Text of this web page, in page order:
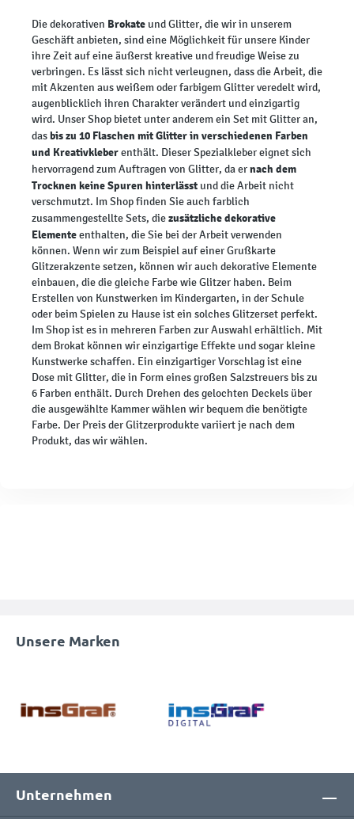
Die dekorativen Brokate und Glitter, die wir in unserem
Geschäft anbieten, sind eine Möglichkeit für unsere Kinder
ihre Zeit auf eine äußerst kreative und freudige Weise zu
verbringen. Es lässt sich nicht verleugnen, dass die Arbeit, die
mit Akzenten aus weißem oder farbigem Glitter veredelt wird,
augenblicklich ihren Charakter verändert und einzigartig
wird. Unser Shop bietet unter anderem ein Set mit Glitter an,
dasbis zu 10 Flaschen mit Glitter in verschiedenen Farben
und Kreativkleberenthält. Dieser Spezialkleber eignet sich
hervorragend zum Auftragen von Glitter, da ernach dem
Trocknen keine Spuren hinterlässt und die Arbeit nicht
verschmutzt. Im Shop finden Sie auch farblich
zusammengestellte Sets, diezusätzliche dekorative
Elementeenthalten, die Sie bei der Arbeit verwenden
können. Wenn wir zum Beispiel auf einer Grußkarte
Glitzerakzente setzen, können wir auch dekorative Elemente
einbauen, die die gleiche Farbe wie Glitzer haben. Beim
Erstellen von Kunstwerken im Kindergarten, in der Schule
oder beim Spielen zu Hause ist ein solches Glitzerset perfekt.
Im Shop ist es in mehreren Farben zur Auswahl erhältlich. Mit
dem Brokat können wir einzigartige Effekte und sogar kleine
Kunstwerke schaffen. Ein einzigartiger Vorschlag ist eine
Dose mit Glitter, die in Form eines großen Salzstreuers bis zu
6 Farben enthält. Durch Drehen des gelochten Deckels über
die ausgewählte Kammer wählen wir bequem die benötigte
Farbe. Der Preis der Glitzerprodukte variiert je nach dem
Produkt, das wir wählen.
Unsere Marken
Unternehmen